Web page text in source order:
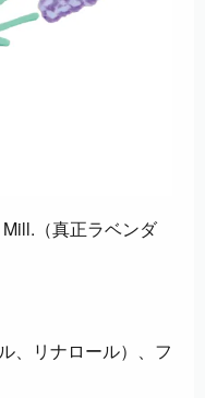
Mill.（真正ラベンダ
、リナロール）、フ